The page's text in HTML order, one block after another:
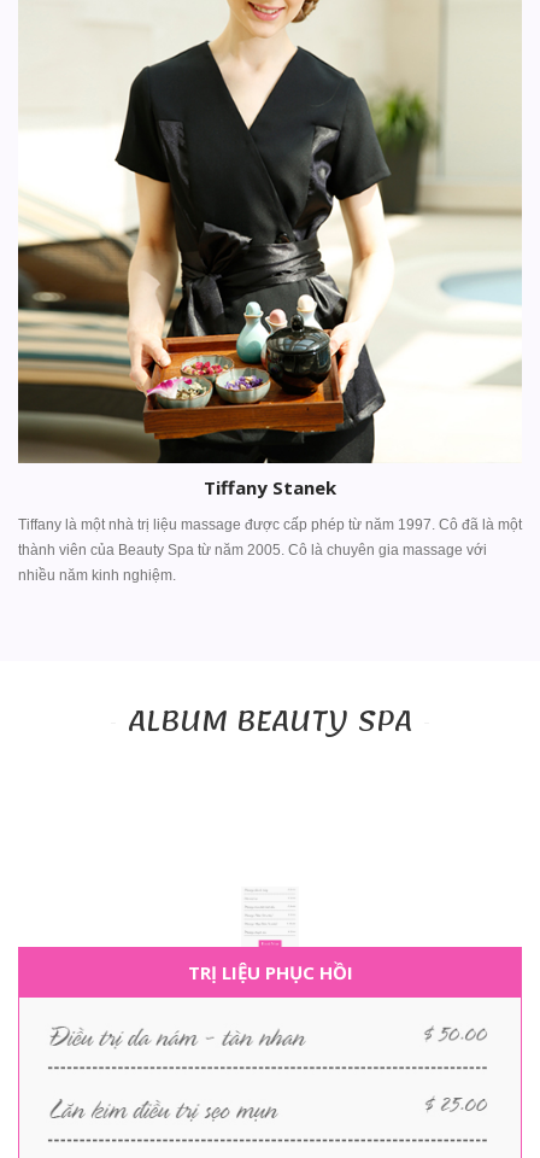
Tiffany Stanek
Tiffany là một nhà trị liệu massage được cấp phép từ năm 1997. Cô đã là một
thành viên của Beauty Spa từ năm 2005. Cô là chuyên gia massage với
nhiều năm kinh nghiệm.
ALBUM BEAUTY SPA
TRỊ LIỆU PHỤC HỒI